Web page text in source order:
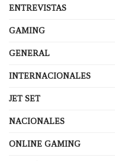
ENTREVISTAS
GAMING
GENERAL
INTERNACIONALES
JET SET
NACIONALES
ONLINE GAMING